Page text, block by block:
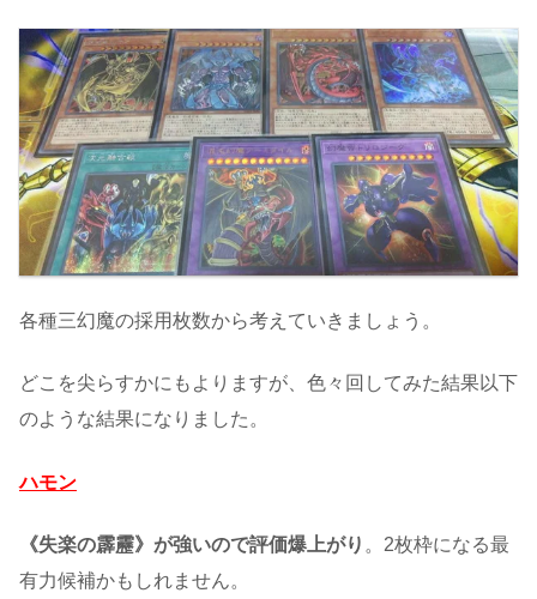
各種三幻魔の採用枚数から考えていきましょう。
どこを尖らすかにもよりますが、色々回してみた結果以下
のような結果になりました。
ハモン
《失楽の霹靂》が強いので評価爆上がり 。2枚枠になる最
有力候補かもしれません。